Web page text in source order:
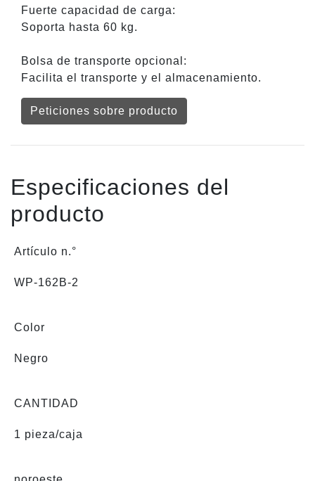
Fuerte capacidad de carga:
Soporta hasta 60 kg.
Bolsa de transporte opcional:
Facilita el transporte y el almacenamiento.
Peticiones sobre producto
Especificaciones del
producto
Artículo n.°
WP-162B-2
Color
Negro
CANTIDAD
1 pieza/caja